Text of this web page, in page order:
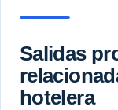
Salidas
hotelera